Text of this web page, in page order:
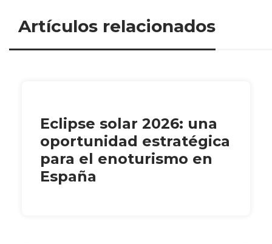
Artículos relacionados
Eclipse solar 2026: una
oportunidad estratégica
para el enoturismo en
España